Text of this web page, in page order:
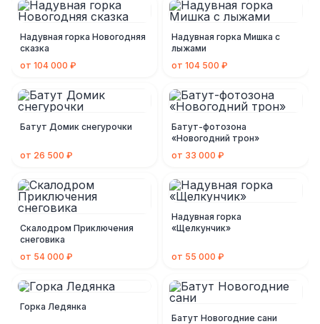
Надувная горка Новогодняя
сказка
от 104 000 ₽
Надувная горка Мишка с
лыжами
от 104 500 ₽
Батут Домик снегурочки
от 26 500 ₽
Батут-фотозона
«Новогодний трон»
от 33 000 ₽
Скалодром Приключения
снеговика
от 54 000 ₽
Надувная горка
«Щелкунчик»
от 55 000 ₽
Горка Ледянка
Батут Новогодние сани